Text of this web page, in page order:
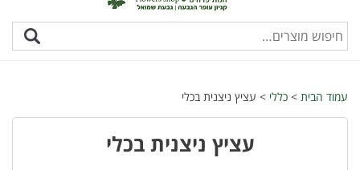
עמוד הבית > כללי > עציץ ניצנית בכלי
עציץ ניצנית בכלי